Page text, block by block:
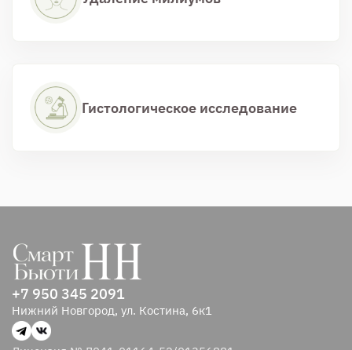
Гистологическое исследование
+7 950 345 2091
Нижний Новгород, ул. Костина, 6к1